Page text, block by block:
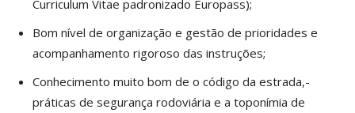
Curriculum Vitae padronizado Europass);
Bom nível de organização e gestão de prioridades e
acompanhamento rigoroso das instruções;
Conhecimento muito bom de o código da estrada,-
práticas de segurança rodoviária e a toponímia de